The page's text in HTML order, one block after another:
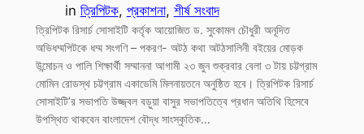
in ত্রিপিটক, প্রকাশনা, শীর্ষ সংবাদ
ত্রিপিটক রিসার্চ সোসাইটি কর্তৃক আয়োজিত ড. সুকোমল চৌধুরী অনূদিত
অভিধম্মপিটকে ধম্ম সংগণি – পকরণ- অটঠ কথা অটঠসালিনী বইয়ের মোড়ক
উন্মোচন ও পালি শিক্ষার্থী সম্মাননা আগামী ২৩ জুন শুক্রবার বেলা ৩ টায় চট্টগ্রাম
মোমিন রোডস্থ চট্টগ্রাম একাডেমি মিলনায়তনে অনুষ্ঠিত হবে। ত্রিপিটক রিসার্চ
সোসাইটি’র সভাপতি উজ্জ্বল বড়ুয়া বাসুর সভাপতিত্বে প্রধান অতিথি হিসেবে
উপস্থিত থাকবেন বাংলাদেশ বৌদ্ধ সাংস্কৃতিক…